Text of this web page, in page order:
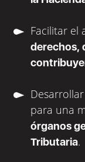
Facilitar el
derechos,
para una
órganos
Tributaria.